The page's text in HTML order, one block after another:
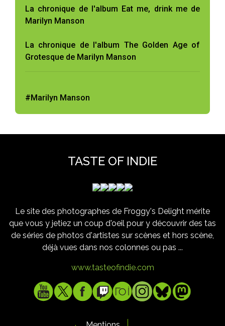
La chronique de l'album Eat me, drink me de
Marilyn Manson
La chronique de l'album The Golden Age of
Grotesque de Marilyn Manson
#Marilyn Manson
TASTE OF INDIE
Le site des photographes de Froggy's Delight mérite
que vous y jetiez un coup d'oeil pour y découvrir des tas
de séries de photos d'artistes sur scènes et hors scène,
déjà vues dans nos colonnes ou pas ...
www.tasteofindie.com